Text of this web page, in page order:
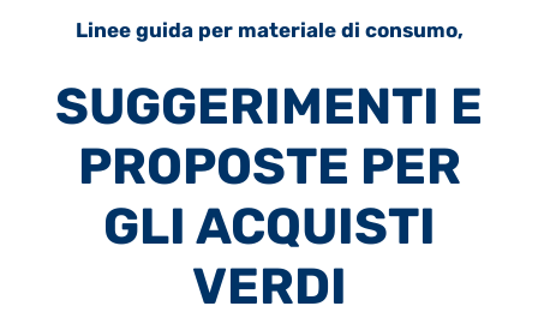
Linee guida per materiale di consumo,
SUGGERIMENTI E
PROPOSTE PER
GLI ACQUISTI
VERDI